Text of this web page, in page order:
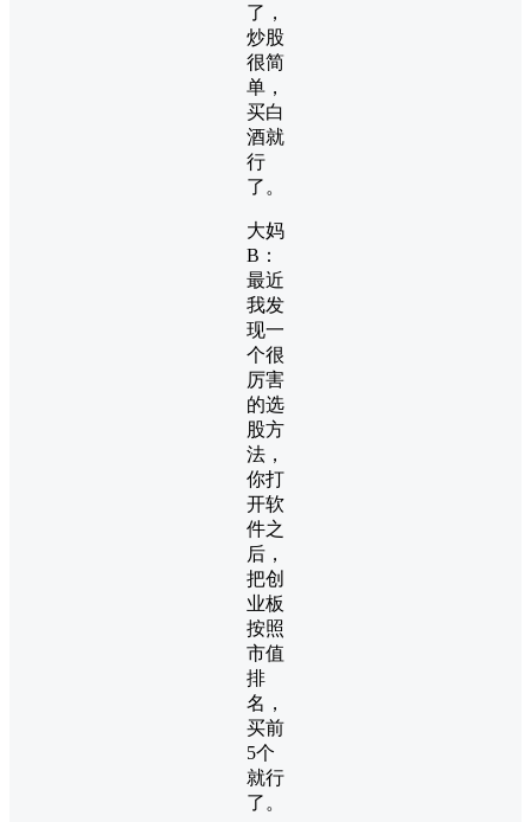
了，
炒股
很简
单，
买白
酒就
行
了。
大妈
B：
最近
我发
现一
个很
厉害
的选
股方
法，
你打
开软
件之
后，
把创
业板
按照
市值
排
名，
买前
5个
就行
了。